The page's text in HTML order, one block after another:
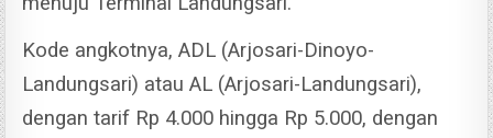
Kode angkotnya, ADL (Arjosari-Dinoyo-
Landungsari) atau AL (Arjosari-Landungsari),
dengan tarif Rp 4.000 hingga Rp 5.000, dengan